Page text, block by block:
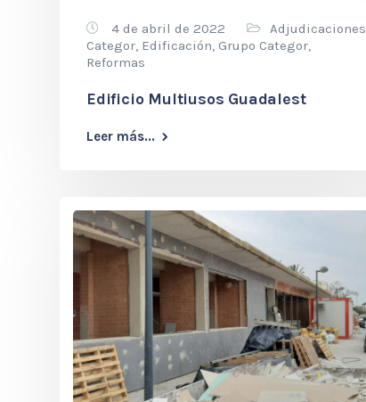
4 de abril de 2022 Adjudicaciones
Categor, Edificación, Grupo Categor,
Reformas
Edificio Multiusos Guadalest
Leer más...